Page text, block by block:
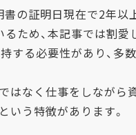
書の証明日現在で2年以
ため、本記事では割愛
持する必要性があり、
はなく仕事をしなが
いう特徴があります。